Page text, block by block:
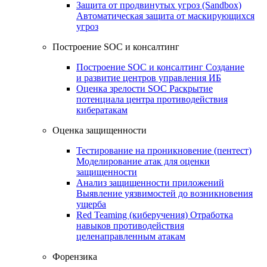
Защита от продвинутых угроз (Sandbox)
Автоматическая защита от маскирующихся
угроз
Построение SOC и консалтинг
Построение SOC и консалтинг Создание
и развитие центров управления ИБ
Оценка зрелости SOC Раскрытие
потенциала центра противодействия
кибератакам
Оценка защищенности
Тестирование на проникновение (пентест)
Моделирование атак для оценки
защищенности
Анализ защищенности приложений
Выявление уязвимостей до возникновения
ущерба
Red Teaming (киберучения) Отработка
навыков противодействия
целенаправленным атакам
Форензика